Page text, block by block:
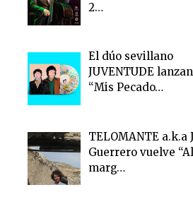
2…
El dúo sevillano
JUVENTUDE lanzan
“Mis Pecado…
TELOMANTE a.k.a
Guerrero vuelve “Al
marg…